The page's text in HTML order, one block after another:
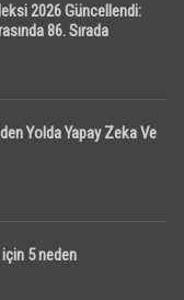
2026 Güncellendi:
86. Sırada
Yolda Yapay Zeka Ve
5 neden